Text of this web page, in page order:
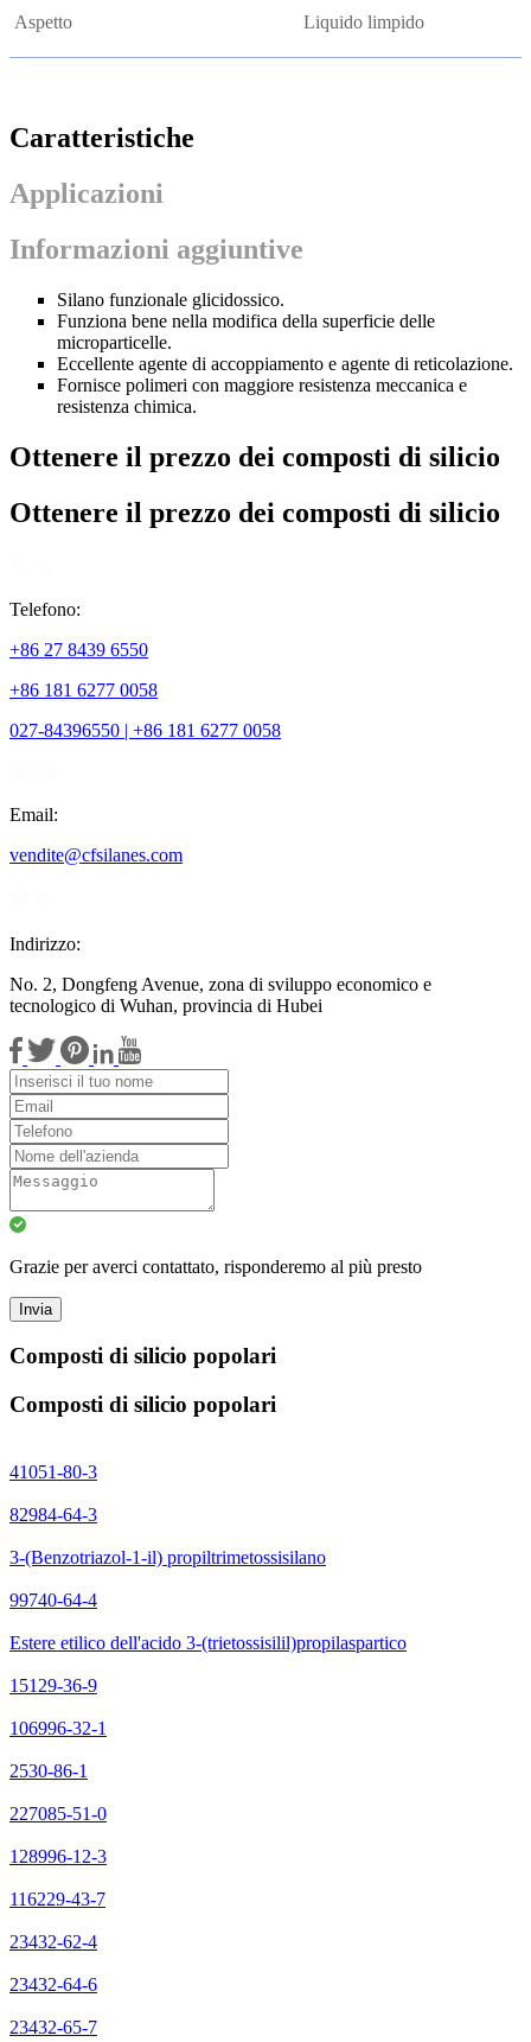
Aspetto Liquido limpido
Caratteristiche
Applicazioni
Informazioni aggiuntive
Silano funzionale glicidossico.
Funziona bene nella modifica della superficie delle
microparticelle.
Eccellente agente di accoppiamento e agente di reticolazione.
Fornisce polimeri con maggiore resistenza meccanica e
resistenza chimica.
Ottenere il prezzo dei composti di silicio
Ottenere il prezzo dei composti di silicio
Telefono:
+86 27 8439 6550
+86 181 6277 0058
027-84396550 | +86 181 6277 0058
Email:
vendite@cfsilanes.com
Indirizzo:
No. 2, Dongfeng Avenue, zona di sviluppo economico e
tecnologico di Wuhan, provincia di Hubei
Grazie per averci contattato, risponderemo al più presto
Invia
Composti di silicio popolari
Composti di silicio popolari
41051-80-3
82984-64-3
3-(Benzotriazol-1-il) propiltrimetossisilano
99740-64-4
Estere etilico dell'acido 3-(trietossisilil)propilaspartico
15129-36-9
106996-32-1
2530-86-1
227085-51-0
128996-12-3
116229-43-7
23432-62-4
23432-64-6
23432-65-7